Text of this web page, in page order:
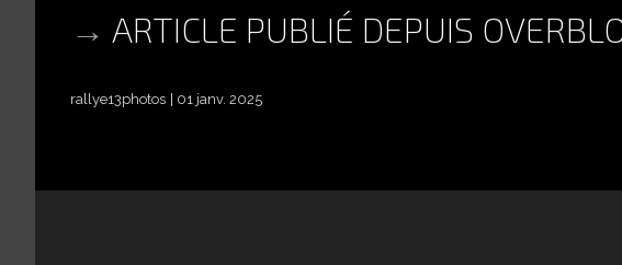
ARTICLE PUBLIÉ DEPUIS
rallye13photos 01 janv. 2025